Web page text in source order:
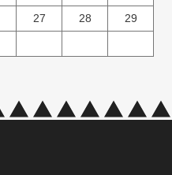
27 28
29